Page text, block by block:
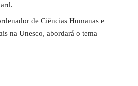
de Ciências Humanas e
na Unesco, abordará o tema